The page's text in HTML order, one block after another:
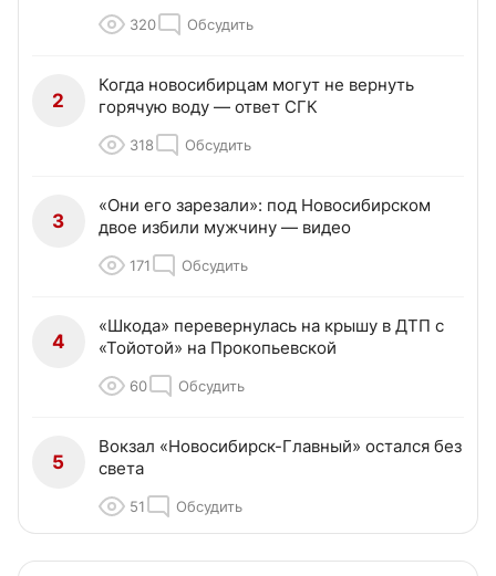
320 Обсудить
2
Когда новосибирцам могут не вернуть
горячую воду — ответ СГК
318 Обсудить
3
«Они его зарезали»: под Новосибирском
двое избили мужчину — видео
171 Обсудить
4
«Шкода» перевернулась на крышу в ДТП с
«Тойотой» на Прокопьевской
60 Обсудить
5
Вокзал «Новосибирск-Главный» остался без
света
51 Обсудить